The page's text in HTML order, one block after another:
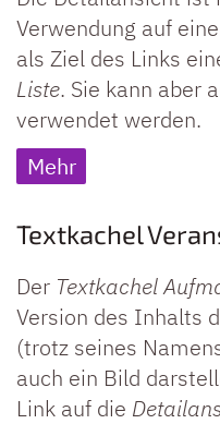
Verwendung auf
als Ziel des Links
Liste. Sie kann aber
verwendet werden.
Mehr
Textkachel
Der Textkachel
Version des Inhalts
(trotz seines
auch ein Bild
Link auf die